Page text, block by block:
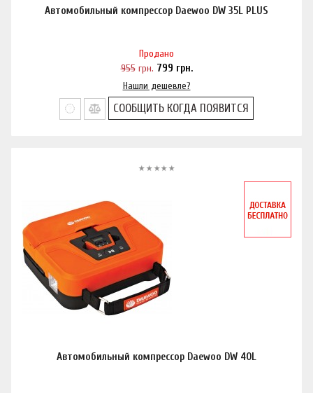
Автомобильный компрессор Daewoo DW 35L PLUS
Продано
955грн. 799 грн.
Нашли дешевле?
СООБЩИТЬ КОГДА ПОЯВИТСЯ
Автомобильный компрессор Daewoo DW 40L